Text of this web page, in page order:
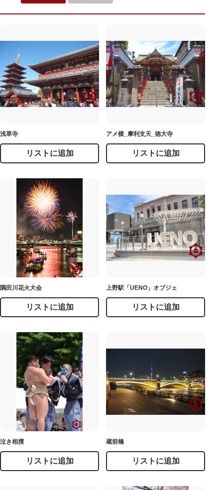
浅草寺
リストに追加
アメ横_摩利支天_徳大寺
リストに追加
隅田川花火大会
リストに追加
上野駅「UENO」オブジェ
リストに追加
泣き相撲
リストに追加
蔵前橋
リストに追加